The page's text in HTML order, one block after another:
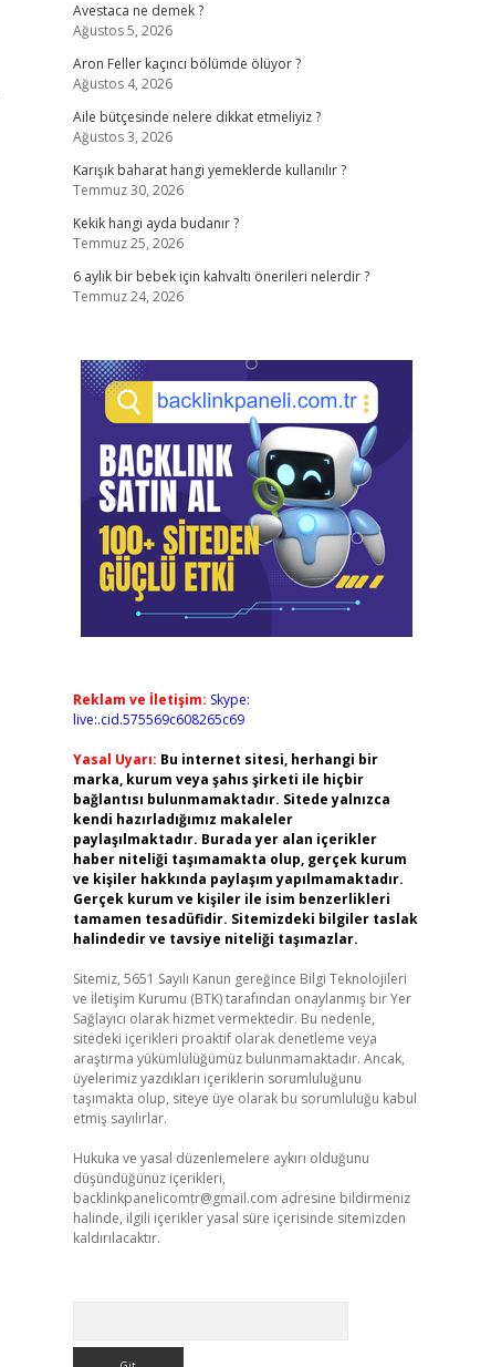
Avestaca ne demek ?
Ağustos 5, 2026
Aron Feller kaçıncı bölümde ölüyor ?
Ağustos 4, 2026
Aile bütçesinde nelere dikkat etmeliyiz ?
Ağustos 3, 2026
Karışık baharat hangi yemeklerde kullanılır ?
Temmuz 30, 2026
Kekik hangi ayda budanır ?
Temmuz 25, 2026
6 aylık bir bebek için kahvaltı önerileri nelerdir ?
Temmuz 24, 2026
Reklam ve İletişim: Skype:
live:.cid.575569c608265c69
Yasal Uyarı: Bu internet sitesi, herhangi bir
marka, kurum veya şahıs şirketi ile hiçbir
bağlantısı bulunmamaktadır. Sitede yalnızca
kendi hazırladığımız makaleler
paylaşılmaktadır. Burada yer alan içerikler
haber niteliği taşımamakta olup, gerçek kurum
ve kişiler hakkında paylaşım yapılmamaktadır.
Gerçek kurum ve kişiler ile isim benzerlikleri
tamamen tesadüfidir. Sitemizdeki bilgiler taslak
halindedir ve tavsiye niteliği taşımazlar.
Sitemiz, 5651 Sayılı Kanun gereğince Bilgi Teknolojileri
ve İletişim Kurumu (BTK) tarafından onaylanmış bir Yer
Sağlayıcı olarak hizmet vermektedir. Bu nedenle,
sitedeki içerikleri proaktif olarak denetleme veya
araştırma yükümlülüğümüz bulunmamaktadır. Ancak,
üyelerimiz yazdıkları içeriklerin sorumluluğunu
taşımakta olup, siteye üye olarak bu sorumluluğu kabul
etmiş sayılırlar.
Hukuka ve yasal düzenlemelere aykırı olduğunu
düşündüğünüz içerikleri,
backlinkpanelicomtr@gmail.com adresine bildirmeniz
halinde, ilgili içerikler yasal süre içerisinde sitemizden
kaldırılacaktır.